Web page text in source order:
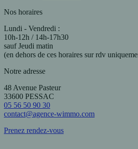
Nos horaires
Lundi - Vendredi :
10h-12h / 14h-17h30
sauf Jeudi matin
(en dehors de ces horaires sur rdv
Notre adresse
48 Avenue Pasteur
33600 PESSAC
05 56 50 90 30
contact@agence-wimmo.com
Prenez rendez-vous